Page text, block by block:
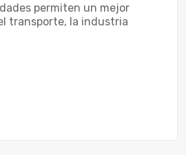
permiten un mejor
transporte, la industria